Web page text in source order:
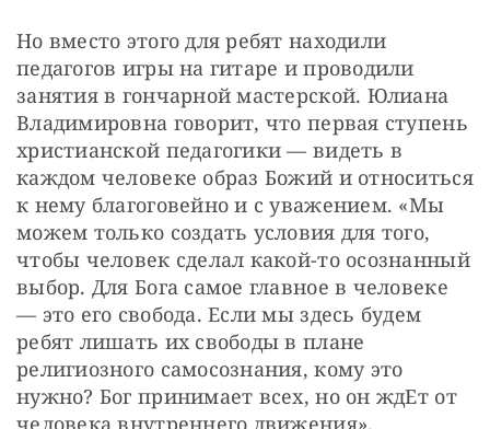
Но вместо этого для ребят находили
педагогов игры на гитаре и проводили
занятия в гончарной мастерской. Юлиана
Владимировна говорит, что первая ступень
христианской педагогики — видеть в
каждом человеке образ Божий и относиться
к нему благоговейно и с уважением. «Мы
можем только создать условия для того,
чтобы человек сделал какой-то осознанный
выбор. Для Бога самое главное в человеке
— это его свобода. Если мы здесь будем
ребят лишать их свободы в плане
религиозного самосознания, кому это
нужно? Бог принимает всех, но он ждЕт от
человека внутреннего движения».